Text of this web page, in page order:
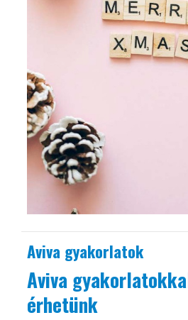
Aviva gyakorlatok
Aviva
érhetünk